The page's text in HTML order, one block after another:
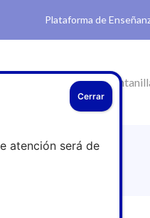
Plataforma de
Actualidad
atención será de
Cerrar